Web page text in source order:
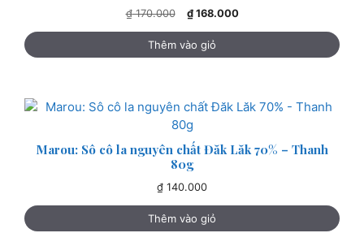
₫170.000
Giá
là:
₫ 170.000.
₫168.000Giá
là:
Thêm vào giỏ
Marou: Sô cô la nguyên chất Đăk Lăk 70% – Thanh
80g
₫ 140.000
Thêm vào giỏ